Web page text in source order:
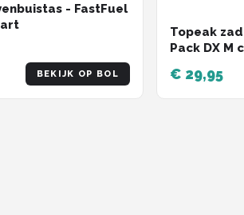
- FastFuel
BEKIJK OP BOL
Topeak
Pack DX M
€ 29,95